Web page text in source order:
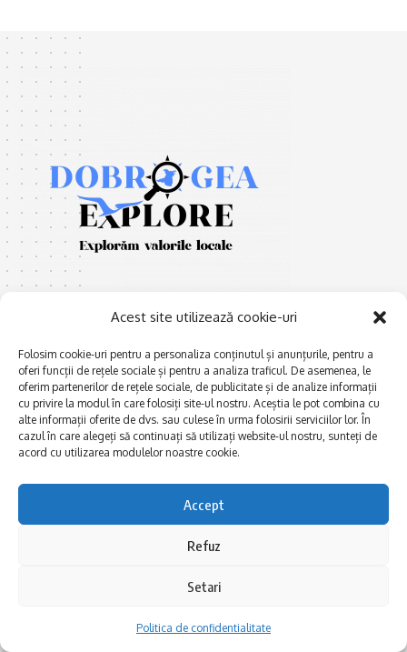
Acest site utilizează cookie-uri
Folosim cookie-uri pentru a personaliza conținutul și anunțurile, pentru a
oferi funcții de rețele sociale și pentru a analiza traficul. De asemenea, le
oferim partenerilor de rețele sociale, de publicitate și de analize informații
cu privire la modul în care folosiți site-ul nostru. Aceștia le pot combina cu
alte informații oferite de dvs. sau culese în urma folosirii serviciilor lor. În
cazul în care alegeți să continuați să utilizați website-ul nostru, sunteți de
acord cu utilizarea modulelor noastre cookie.
Accept
Refuz
Setari
Politica de confidentialitate
E xplorăm Dobrogea,
Explorăm valorile locale:
Deltă, Litoral, cele mai mari
lacuri, cele mai vechi orașe,
biserici și mănăstiri, cele mai
Afaceri și meșteșuguri
Actualitate
Dobrogea PE BUNE
Istorie și civilizaţie
La Drum cu Ada
Politica de confidentialitate
Realizat de SMDG.Ro